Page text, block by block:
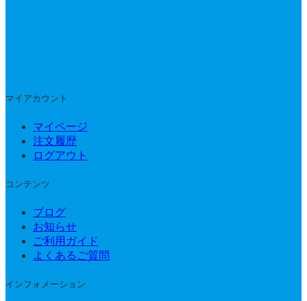
マイアカウント
マイページ
注文履歴
ログアウト
コンテンツ
ブログ
お知らせ
ご利用ガイド
よくあるご質問
インフォメーション